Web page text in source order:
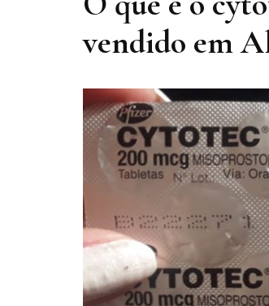
vendido em